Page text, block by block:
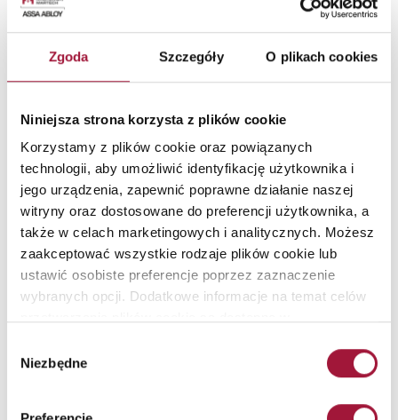
Zgoda Szczegóły O plikach cookies
Niniejsza strona korzysta z plików cookie
Korzystamy z plików cookie oraz powiązanych
technologii, aby umożliwić identyfikację użytkownika i
jego urządzenia, zapewnić poprawne działanie naszej
witryny oraz dostosowane do preferencji użytkownika, a
także w celach marketingowych i analitycznych. Możesz
zaakceptować wszystkie rodzaje plików cookie lub
ustawić osobiste preferencje poprzez zaznaczenie
wybranych opcji. Dodatkowe informacje na temat celów
zgody
Niezbędne
Charakterystyka:
Na potrzeby lotniska została zaprojektowana 4-skrzydłowa brama
przesuwna Marc-P o odporności ogniowej EI 60. Zamontowana w
hali przylotów i odlotów jedenastometrowa brama posiada wszelkie
niezbędne parametry ppoż. i jest kompatybilna z innymi
urządzeniami ppoz. na lotnisku
Zobacz więcej